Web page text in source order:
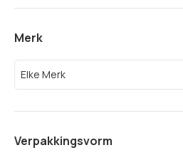
Merk
Elke Merk
Verpakkingsvorm